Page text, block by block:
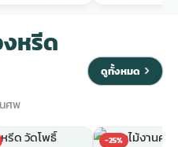
หรีด
ศพ
ดูทั้งหมด
-25%